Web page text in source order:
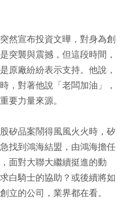
然宣布投資文曄，對身為創
突襲與震撼，但這段時間，
原廠紛紛表示支持。他說，
，對著他說「老闆加油」，
要力量來源。
矽品案鬧得風風火火時，矽
找到鴻海結盟，由鴻海擔任
面對大聯大繼續挺進的動
白騎士的協助？或後續將如
立的公司，業界都在看。